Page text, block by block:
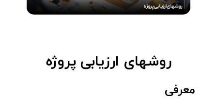
روشهای ارزیابی پروژه
معرفی